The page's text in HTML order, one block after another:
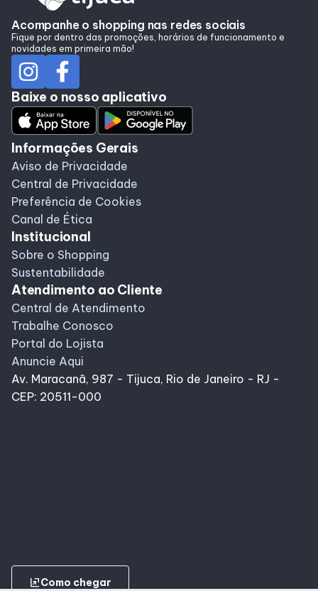
Taste
Programa de benefícios
Acompanhe o shopping nas redes sociais
Fique por dentro das promoções, horários de funcionamento e
novidades em primeira mão!
Baixe o nosso aplicativo
Informações Gerais
Aviso de Privacidade
Central de Privacidade
Preferência de Cookies
Canal de Ética
Institucional
Sobre o Shopping
Sustentabilidade
Atendimento ao Cliente
Central de Atendimento
Trabalhe Conosco
Portal do Lojista
Anuncie Aqui
Av. Maracanã, 987 - Tijuca, Rio de Janeiro - RJ -
CEP: 20511-000
ungroupComo chegar